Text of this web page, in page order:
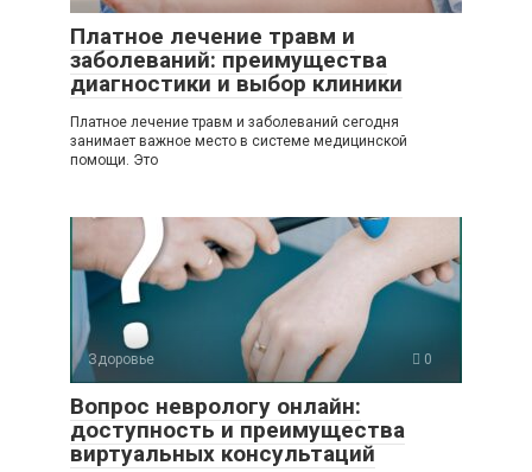
Платное лечение травм и
заболеваний: преимущества
диагностики и выбор клиники
Платное лечение травм и заболеваний сегодня
занимает важное место в системе медицинской
помощи. Это
Здоровье 0
Вопрос неврологу онлайн:
доступность и преимущества
виртуальных консультаций